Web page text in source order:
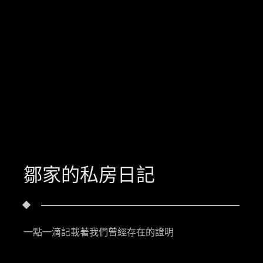
鄒家的私房日記
一點一滴記載著我們曾經存在的證明